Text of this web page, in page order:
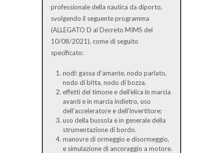
professionale della nautica da diporto,
svolgendo il seguente programma
(ALLEGATO D al Decreto MIMS del
10/08/2021), come di seguito
specificato:
nodi: gassa d’amante, nodo parlato,
nodo di bitta, nodo di bozza.
effetti del timone e dell’elica in marcia
avanti e in marcia indietro, uso
dell’acceleratore e dell’invertitore;
uso della bussola e in generale della
strumentazione di bordo.
manovre di ormeggio e disormeggio,
e simulazione di ancoraggio a motore.